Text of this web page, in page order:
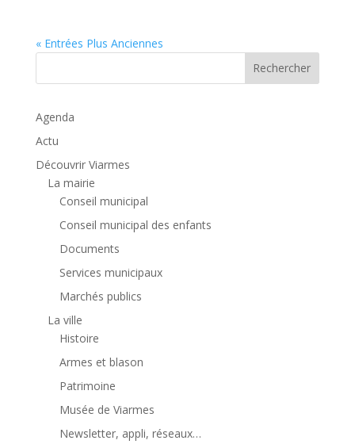
« Entrées Plus Anciennes
Rechercher
Agenda
Actu
Découvrir Viarmes
La mairie
Conseil municipal
Conseil municipal des enfants
Documents
Services municipaux
Marchés publics
La ville
Histoire
Armes et blason
Patrimoine
Musée de Viarmes
Newsletter, appli, réseaux…